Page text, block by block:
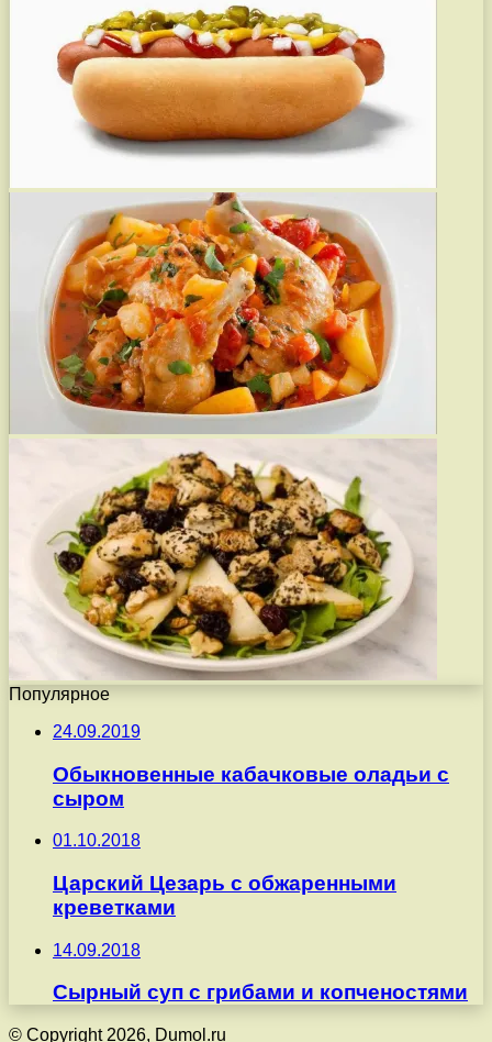
Популярное
24.09.2019
Обыкновенные кабачковые оладьи с
сыром
01.10.2018
Царский Цезарь с обжаренными
креветками
14.09.2018
Сырный суп с грибами и копченостями
© Copyright 2026, Dumol.ru